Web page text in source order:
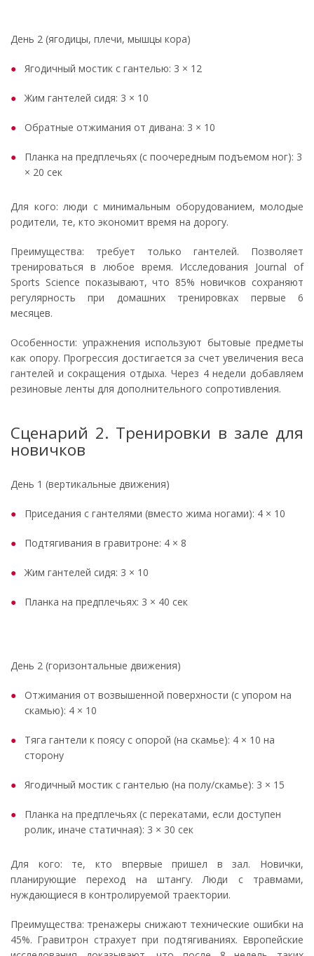
День 2 (ягодицы, плечи, мышцы кора)
Ягодичный мостик с гантелью: 3 × 12
Жим гантелей сидя: 3 × 10
Обратные отжимания от дивана: 3 × 10
Планка на предплечьях (с поочередным подъемом ног): 3
× 20 сек
Для кого: люди с минимальным оборудованием, молодые
родители, те, кто экономит время на дорогу.
Преимущества: требует только гантелей. Позволяет
тренироваться в любое время. Исследования Journal of
Sports Science показывают, что 85% новичков сохраняют
регулярность при домашних тренировках первые 6
месяцев.
Особенности: упражнения используют бытовые предметы
как опору. Прогрессия достигается за счет увеличения веса
гантелей и сокращения отдыха. Через 4 недели добавляем
резиновые ленты для дополнительного сопротивления.
Сценарий 2. Тренировки в зале для
новичков
День 1 (вертикальные движения)
Приседания с гантелями (вместо жима ногами): 4 × 10
Подтягивания в гравитроне: 4 × 8
Жим гантелей сидя: 3 × 10
Планка на предплечьях: 3 × 40 сек
День 2 (горизонтальные движения)
Отжимания от возвышенной поверхности (с упором на
скамью): 4 × 10
Тяга гантели к поясу с опорой (на скамье): 4 × 10 на
сторону
Ягодичный мостик с гантелью (на полу/скамье): 3 × 15
Планка на предплечьях (с перекатами, если доступен
ролик, иначе статичная): 3 × 30 сек
Для кого: те, кто впервые пришел в зал. Новички,
планирующие переход на штангу. Люди с травмами,
нуждающиеся в контролируемой траектории.
Преимущества: тренажеры снижают технические ошибки на
45%. Гравитрон страхует при подтягиваниях. Европейские